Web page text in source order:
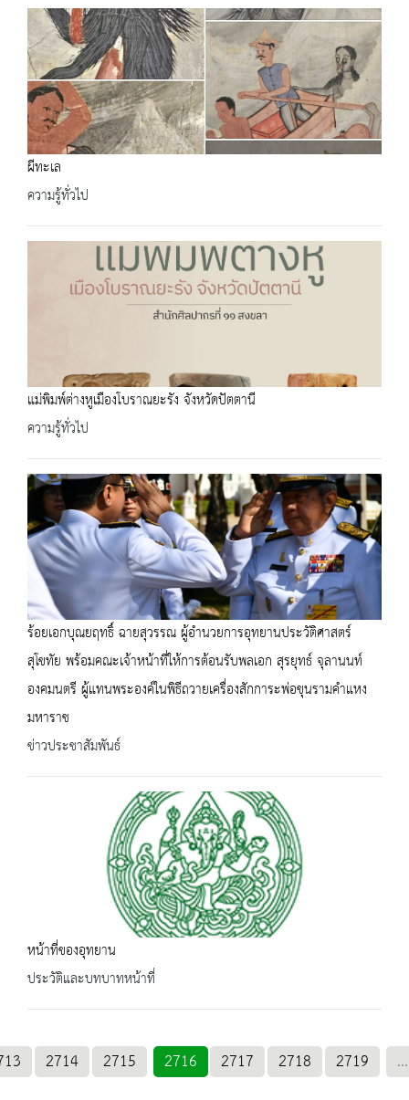
ผีทะเล
ความรู้ทั่วไป
แม่พิมพ์ต่างหูเมืองโบราณยะรัง จังหวัดปัตตานี
ความรู้ทั่วไป
ร้อยเอกบุณยฤทธิ์ ฉายสุวรรณ ผู้อำนวยการอุทยานประวัติศาสตร์
สุโขทัย พร้อมคณะเจ้าหน้าที่ให้การต้อนรับพลเอก สุรยุทธ์ จุลานนท์
องคมนตรี ผู้แทนพระองค์ในพิธีถวายเครื่องสักการะพ่อขุนรามคำแหง
มหาราช
ข่าวประชาสัมพันธ์
หน้าที่ของอุทยาน
ประวัติและบทบาทหน้าที่
2714 2715 2716 2717 2718 2719 ...